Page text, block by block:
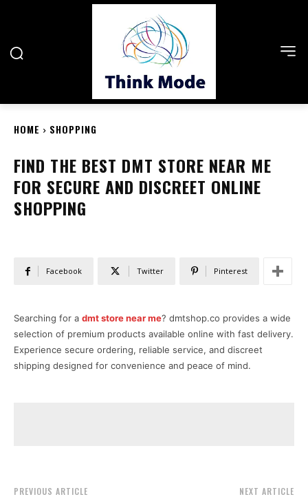
HOME SHOPPING
FIND THE BEST DMT STORE NEAR ME
FOR SECURE AND DISCREET ONLINE
SHOPPING
Facebook Twitter Pinterest
Searching for a dmt store near me? dmtshop.co provides a wide
selection of premium products available online with fast delivery.
Experience secure ordering, reliable service, and discreet
shipping designed for convenience and peace of mind.
PREVIOUS ARTICLE NEXT ARTICLE